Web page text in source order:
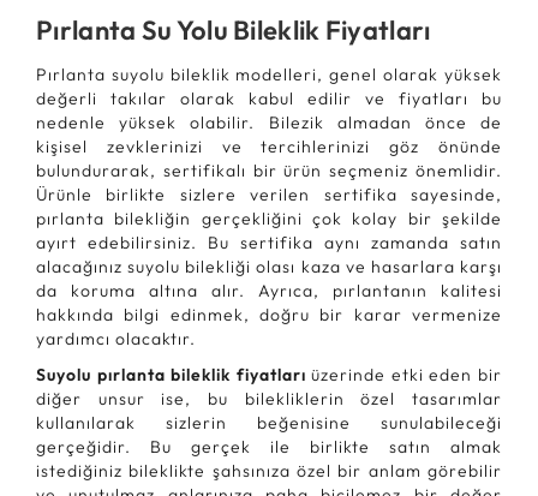
Pırlanta Su Yolu Bileklik Fiyatları
Pırlanta suyolu bileklik modelleri, genel olarak yüksek
değerli takılar olarak kabul edilir ve fiyatları bu
nedenle yüksek olabilir. Bilezik almadan önce de
kişisel zevklerinizi ve tercihlerinizi göz önünde
bulundurarak, sertifikalı bir ürün seçmeniz önemlidir.
Ürünle birlikte sizlere verilen sertifika sayesinde,
pırlanta bilekliğin gerçekliğini çok kolay bir şekilde
ayırt edebilirsiniz. Bu sertifika aynı zamanda satın
alacağınız suyolu bilekliği olası kaza ve hasarlara karşı
da koruma altına alır. Ayrıca, pırlantanın kalitesi
hakkında bilgi edinmek, doğru bir karar vermenize
yardımcı olacaktır.
Suyolu pırlanta bileklik fiyatlarıüzerinde etki eden bir
diğer unsur ise, bu bilekliklerin özel tasarımlar
kullanılarak sizlerin beğenisine sunulabileceği
gerçeğidir. Bu gerçek ile birlikte satın almak
istediğiniz bileklikte şahsınıza özel bir anlam görebilir